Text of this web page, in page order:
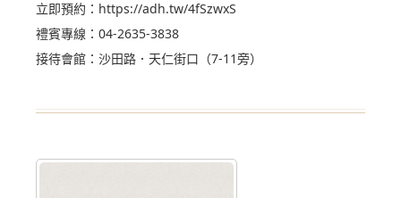
立即預約： https://adh.tw/4fSzwxS
禮賓專線：04-2635-3838
接待會館：沙田路．天仁街口（7-11旁）